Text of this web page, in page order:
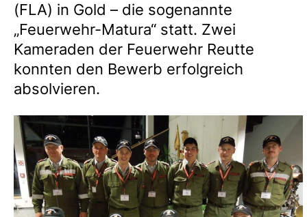
(FLA) in Gold – die sogenannte
„Feuerwehr-Matura“ statt. Zwei
Kameraden der Feuerwehr Reutte
konnten den Bewerb erfolgreich
absolvieren.